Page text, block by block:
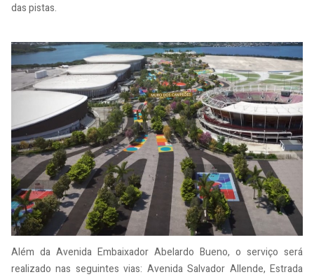
das pistas.
Além da Avenida Embaixador Abelardo Bueno, o serviço será
realizado nas seguintes vias: Avenida Salvador Allende, Estrada